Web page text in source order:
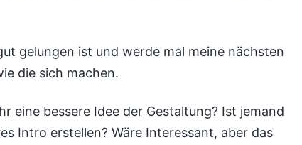
gelungen ist und werde mal meine nächsten
die sich machen.
eine bessere Idee der Gestaltung? Ist jemand
Intro erstellen? Wäre Interessant, aber das